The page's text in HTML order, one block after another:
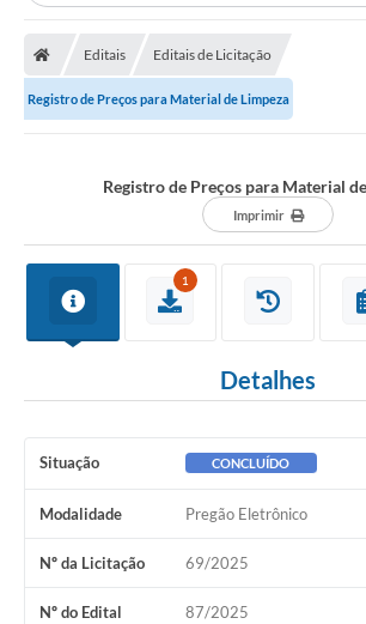
Editais Editais de Licitação
Registro de Preços para Material de Limpeza
Registro de Preços para Material
Imprimir
1
Detalhes
Situação CONCLUÍDO
Modalidade Pregão Eletrônico
Nº da Licitação 69/2025
Nº do Edital 87/2025